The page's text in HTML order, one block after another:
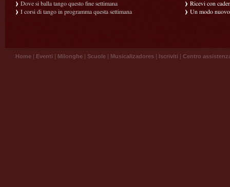
Dove si balla tango questo fine settimana
I corsi di tango in programma questa settimana
Ricevi con
Un modo
Home | Eventi | Milonghe | Scuole | Musicalizadores | Iscriviti | Centro